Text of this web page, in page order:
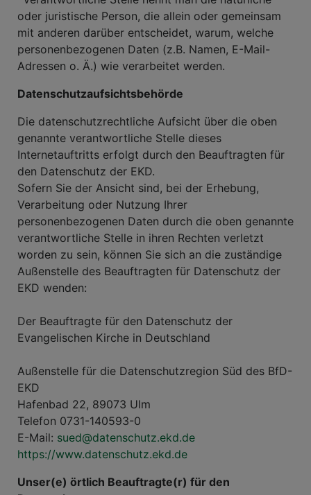
oder juristische Person, die allein oder gemeinsam
mit anderen darüber entscheidet, warum, welche
personenbezogenen Daten (z.B. Namen, E-Mail-
Adressen o. Ä.) wie verarbeitet werden.
Datenschutzaufsichtsbehörde
Die datenschutzrechtliche Aufsicht über die oben
genannte verantwortliche Stelle dieses
Internetauftritts erfolgt durch den Beauftragten für
den Datenschutz der EKD.
Sofern Sie der Ansicht sind, bei der Erhebung,
Verarbeitung oder Nutzung Ihrer
personenbezogenen Daten durch die oben genannte
verantwortliche Stelle in ihren Rechten verletzt
worden zu sein, können Sie sich an die zuständige
Außenstelle des Beauftragten für Datenschutz der
EKD wenden:
Der Beauftragte für den Datenschutz der
Evangelischen Kirche in Deutschland
Außenstelle für die Datenschutzregion Süd des BfD-
EKD
Hafenbad 22, 89073 Ulm
Telefon 0731-140593-0
E-Mail: sued@datenschutz.ekd.de
https://www.datenschutz.ekd.de
Unser(e) örtlich Beauftragte(r) für den